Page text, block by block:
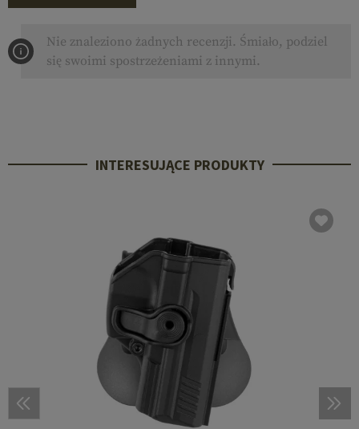
Nie znaleziono żadnych recenzji. Śmiało, podziel
się swoimi spostrzeżeniami z innymi.
INTERESUJĄCE PRODUKTY